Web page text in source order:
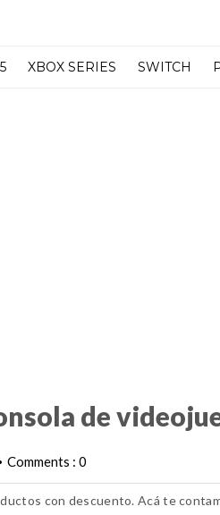
XBOX SERIES SWITCH
de
Comments : 0
con descuento. Acá te